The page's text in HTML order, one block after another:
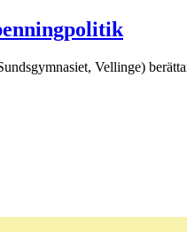
Vellinge)